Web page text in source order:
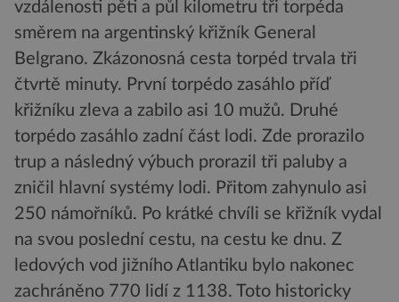
vzdálenosti pěti a půl kilometru tři torpéda
směrem na argentinský křižník General
Belgrano. Zkázonosná cesta torpéd trvala tři
čtvrtě minuty. První torpédo zasáhlo příď
křižníku zleva a zabilo asi 10 mužů. Druhé
torpédo zasáhlo zadní část lodi. Zde prorazilo
trup a následný výbuch prorazil tři paluby a
zničil hlavní systémy lodi. Přitom zahynulo asi
250 námořníků. Po krátké chvíli se křižník vydal
na svou poslední cestu, na cestu ke dnu. Z
ledových vod jižního Atlantiku bylo nakonec
zachráněno 770 lidí z 1138. Toto historicky